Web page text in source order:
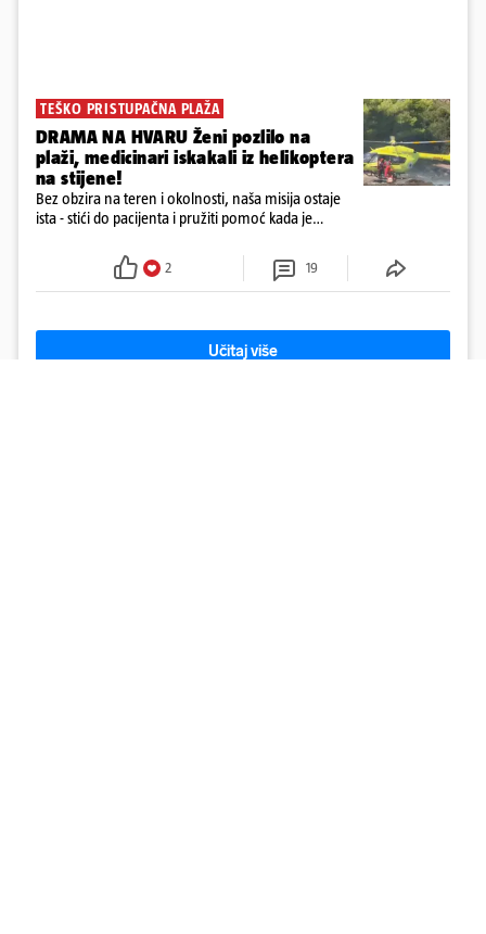
TEŠKO PRISTUPAČNA PLAŽA
DRAMA NA HVARU Ženi pozlilo na
plaži, medicinari iskakali iz helikoptera
na stijene!
Bez obzira na teren i okolnosti, naša misija ostaje
ista - stići do pacijenta i pružiti pomoć kada je
2 19
Učitaj više